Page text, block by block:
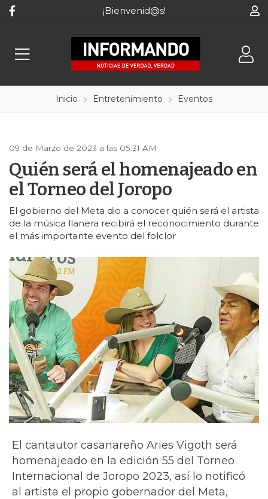
¡Bienvenid@s!
Inicio Entretenimiento Eventos
09 de Marzo de 2023 a las 05:31 AM
Quién será el homenajeado en
el Torneo del Joropo
El gobierno del Meta dio a conocer quién será el artista
de la música llanera recibirá el reconocimiento durante
el más importante evento del folclor
El cantautor casanareño Aries Vigoth será
homenajeado en la edición 55 del Torneo
Internacional de Joropo 2023, así lo notificó
al artista el propio gobernador del Meta,